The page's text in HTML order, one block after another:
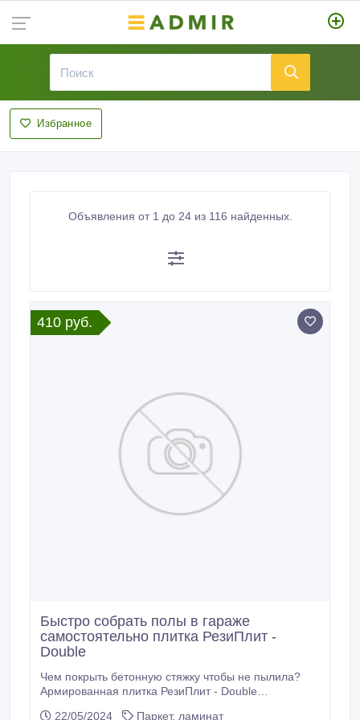
Избранное
Объявления от 1 до 24 из 116 найденных.
410 руб.
Быстро собрать полы в гараже
самостоятельно плитка РезиПлит -
Double
Чем покрыть бетонную стяжку чтобы не пылила?
Армированная плитка РезиПлит - Double
22/05/2024
Паркет, ламинат